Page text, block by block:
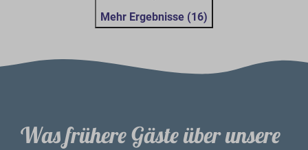
Mehr Ergebnisse (16)
Was frühere Gäste über unsere